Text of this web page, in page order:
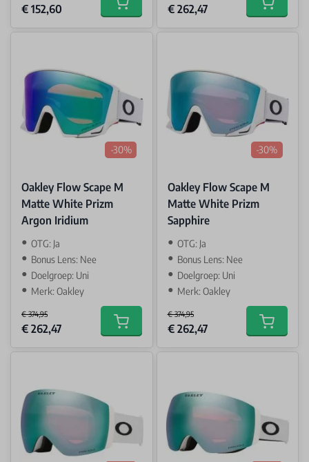
Special Price
€ 152,60 Add to cart Special Price
€ 262,47 Add to
-30%
Oakley Flow Scape M
Matte White Prizm
Argon Iridium
OTG: Ja
Bonus Lens: Nee
Doelgroep: Uni
Merk: Oakley
€ 374,95
Special Price
€ 262,47 Add to cart
-30%
Oakley Flow Scape M
Matte White Prizm
Sapphire
OTG: Ja
Bonus Lens: Nee
Doelgroep: Uni
Merk: Oakley
€ 374,95
Special Price
€ 262,47 Add to